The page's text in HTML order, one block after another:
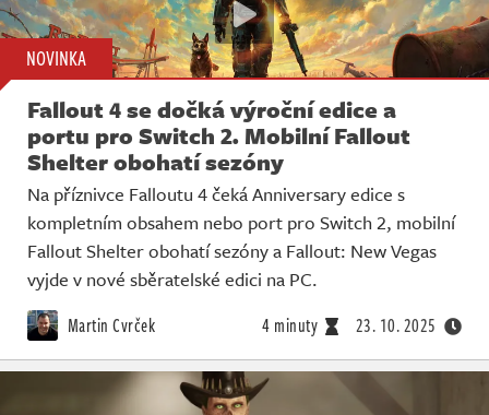
NOVINKA
Fallout 4 se dočká výroční edice a
portu pro Switch 2. Mobilní Fallout
Shelter obohatí sezóny
Na příznivce Falloutu 4 čeká Anniversary edice s
kompletním obsahem nebo port pro Switch 2, mobilní
Fallout Shelter obohatí sezóny a Fallout: New Vegas
vyjde v nové sběratelské edici na PC.
Martin Cvrček 4 minuty 23. 10. 2025